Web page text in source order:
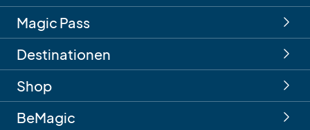
Magic Pass
Destinationen
Shop
BeMagic